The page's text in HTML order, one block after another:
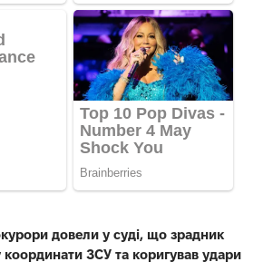
довели у суді, що зрадник
координати ЗСУ та коригував удари